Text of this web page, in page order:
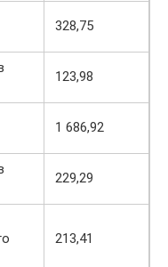
328,75
123,98
1 686,92
229,29
213,41